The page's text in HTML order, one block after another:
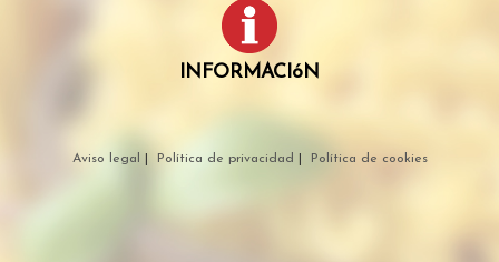
INFORMACIóN
Aviso legal Política de privacidad Política de cookies